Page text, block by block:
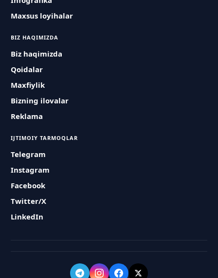
Maxsus loyihalar
BIZ HAQIMIZDA
Biz haqimizda
Qoidalar
Maxfiylik
Bizning ilovalar
Reklama
IJTIMOIY TARMOQLAR
Telegram
Instagram
Facebook
Twitter/X
LinkedIn